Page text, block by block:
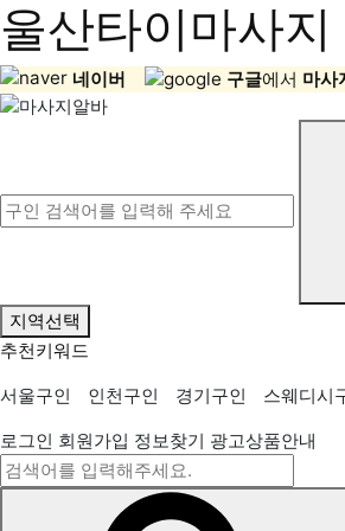
울산타이마사
네이버 구글에서 마사
지역선택
추천키워드
서울구인
인천구인 경기구인
스웨디시
로그인 회원가입 정보찾기 광고상품안내